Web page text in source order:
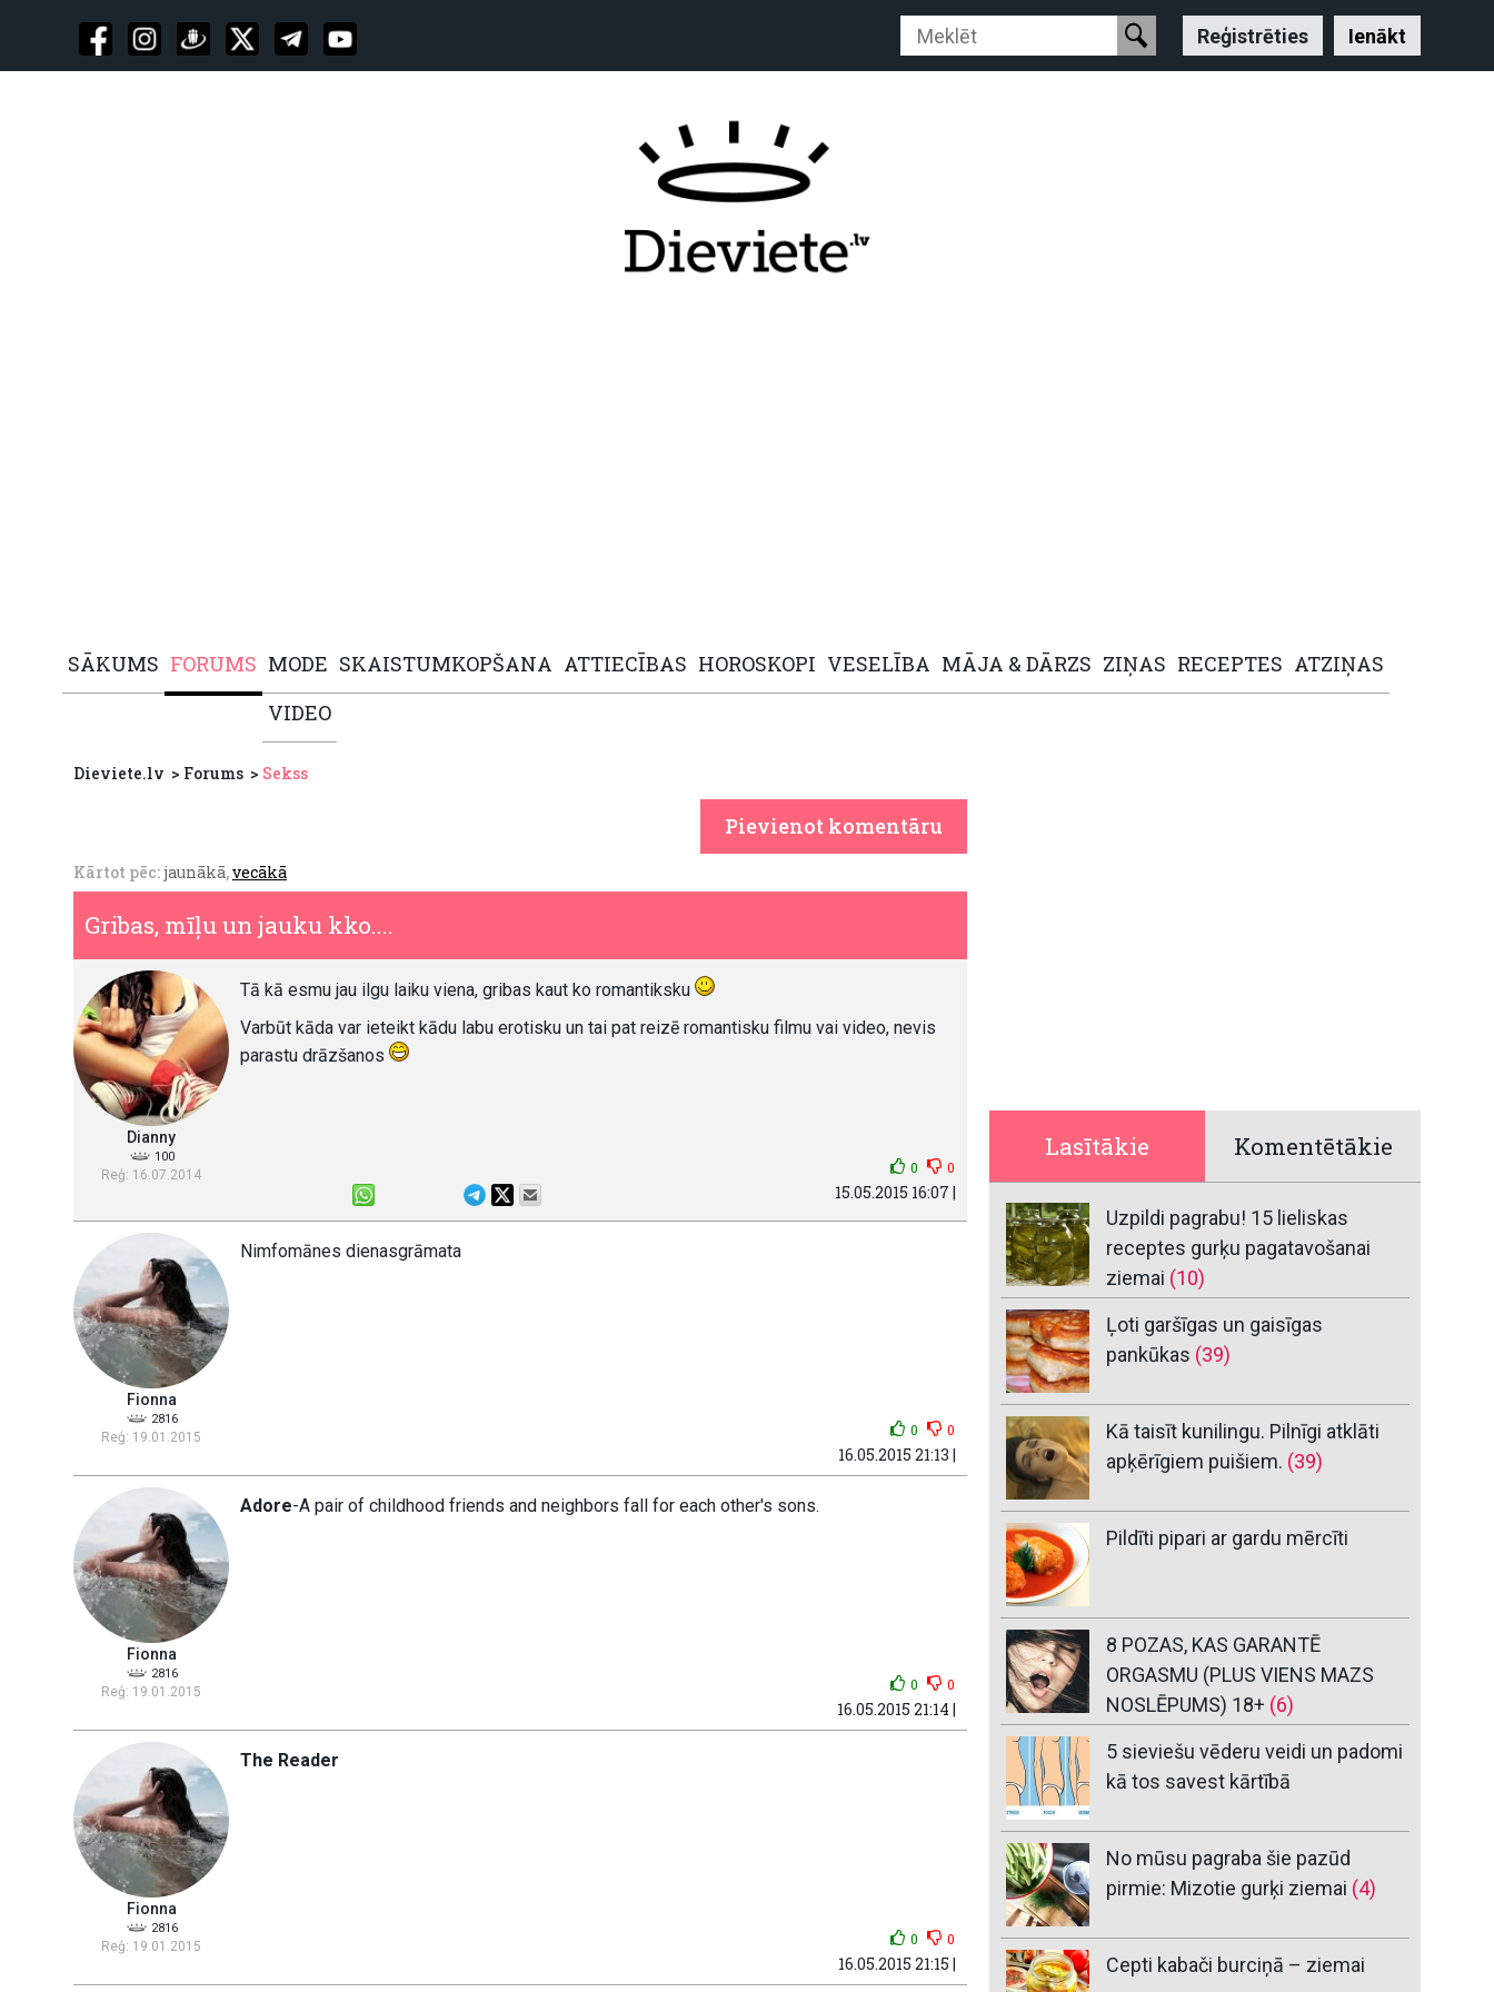
Reģistrēties Ienākt
SĀKUMS FORUMS MODE SKAISTUMKOPŠANA ATTIECĪBAS HOROSKOPI VESELĪBA MĀJA & DĀRZS ZIŅAS RECEPTES ATZIŅAS
VIDEO
Dieviete.lv Forums Sekss
Pievienot komentāru
Kārtot pēc:jaunākā,vecākā
Gribas, mīļu un jauku kko....
Dianny
100
Reģ: 16.07.2014
Tā kā esmu jau ilgu laiku viena, gribas kaut ko romantiksku
Varbūt kāda var ieteikt kādu labu erotisku un tai pat reizē romantisku filmu vai video, nevis
parastu drāzšanos
0 0
15.05.2015 16:07 |
Fionna
2816
Reģ: 19.01.2015
Nimfomānes dienasgrāmata
0 0
16.05.2015 21:13 |
Fionna
2816
Reģ: 19.01.2015
Adore-A pair of childhood friends and neighbors fall for each other's sons.
0 0
16.05.2015 21:14 |
Fionna
2816
Reģ: 19.01.2015
The Reader
0 0
16.05.2015 21:15 |
Lasītākie Komentētākie
Uzpildi pagrabu! 15 lieliskas
receptes gurķu pagatavošanai
ziemai (10)
Ļoti garšīgas un gaisīgas
pankūkas (39)
Kā taisīt kunilingu. Pilnīgi atklāti
apķērīgiem puišiem. (39)
Pildīti pipari ar gardu mērcīti
8 POZAS, KAS GARANTĒ
ORGASMU (PLUS VIENS MAZS
NOSLĒPUMS) 18+ (6)
5 sieviešu vēderu veidi un padomi
kā tos savest kārtībā
No mūsu pagraba šie pazūd
pirmie: Mizotie gurķi ziemai (4)
Cepti kabači burciņā – ziemai